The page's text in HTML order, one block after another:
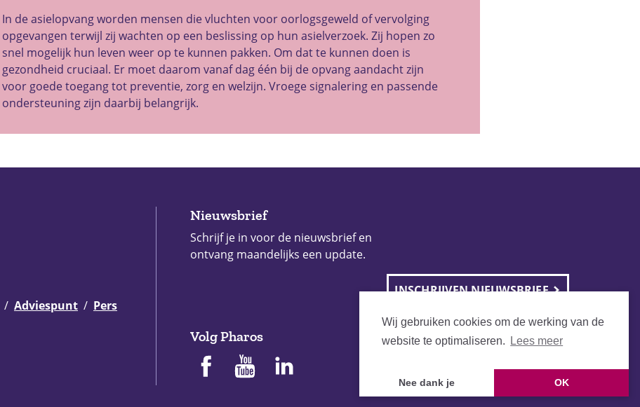
Wij gebruiken cookies om de werking van de
website te optimaliseren.
Lees meer
Nee dank je OK
In de asielopvang worden mensen die vluchten voor oorlogsgeweld of vervolging
opgevangen terwijl zij wachten op een beslissing op hun asielverzoek. Zij hopen zo
snel mogelijk hun leven weer op te kunnen pakken. Om dat te kunnen doen is
gezondheid cruciaal. Er moet daarom vanaf dag één bij de opvang aandacht zijn
voor goede toegang tot preventie, zorg en welzijn. Vroege signalering en passende
ondersteuning zijn daarbij belangrijk.
Adviespunt
Pers
Nieuwsbrief
Schrijf je in voor de nieuwsbrief en
ontvang maandelijks een update.
INSCHRIJVEN NIEUWSBRIEF
Volg Pharos